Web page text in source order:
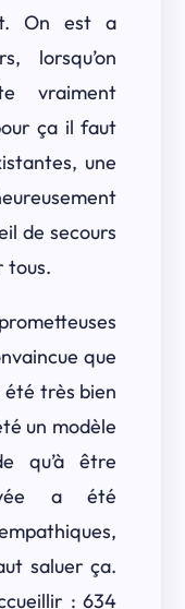
On est a
lorsqu’on
vraiment
ça il faut
une
de secours
tous.
que
été très bien
un modèle
qu’à être
a été
saluer ça.
: 634